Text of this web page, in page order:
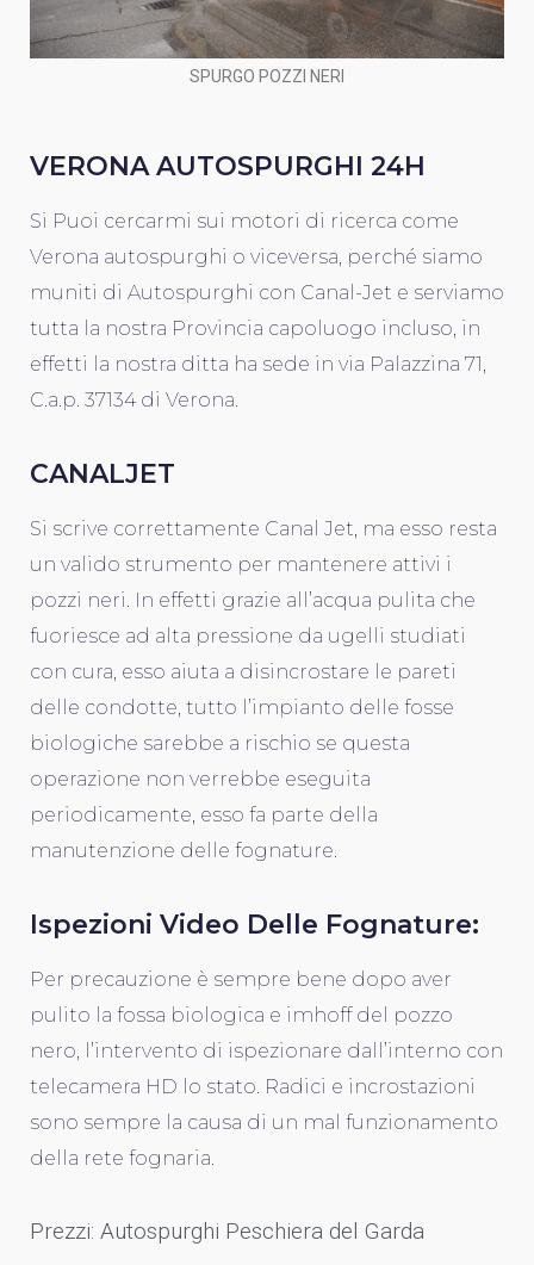
SPURGO POZZI NERI
VERONA AUTOSPURGHI 24H
Si Puoi cercarmi sui motori di ricerca come
Verona autospurghi o viceversa, perché siamo
muniti di Autospurghi con Canal-Jet e serviamo
tutta la nostra Provincia capoluogo incluso, in
effetti la nostra ditta ha sede in via Palazzina 71,
C.a.p. 37134 di Verona.
CANALJET
Si scrive correttamente Canal Jet, ma esso resta
un valido strumento per mantenere attivi i
pozzi neri. In effetti grazie all’acqua pulita che
fuoriesce ad alta pressione da ugelli studiati
con cura, esso aiuta a disincrostare le pareti
delle condotte, tutto l’impianto delle fosse
biologiche sarebbe a rischio se questa
operazione non verrebbe eseguita
periodicamente, esso fa parte della
manutenzione delle fognature.
Ispezioni Video Delle Fognature:
Per precauzione è sempre bene dopo aver
pulito la fossa biologica e imhoff del pozzo
nero, l’intervento di ispezionare dall’interno con
telecamera HD lo stato. Radici e incrostazioni
sono sempre la causa di un mal funzionamento
della rete fognaria.
Prezzi: Autospurghi Peschiera del Garda